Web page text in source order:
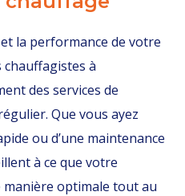
la performance de votre
chauffagistes à
des services de
Que vous ayez
ou d’une maintenance
à ce que votre
optimale tout au